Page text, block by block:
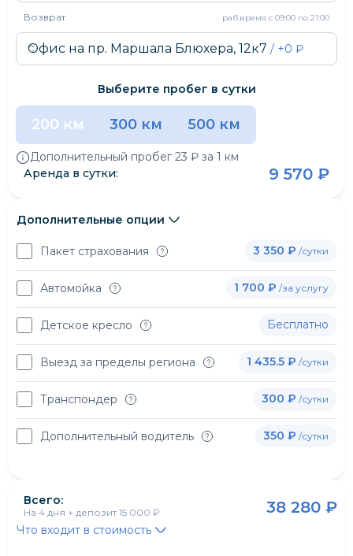
Возврат раб.время с 09:00 по 21:00
Офис на пр. Маршала Блюхера, 12к7 / +0 ₽
Выберите пробег в сутки
200 км 300 км 500 км
Дополнительный пробег 23 ₽ за 1 км
Аренда в сутки:
9 570 ₽
Дополнительные опции
Пакет страхования 3 350 ₽ /сутки
Автомойка 1 700 ₽ /за услугу
Детское кресло Бесплатно
Выезд за пределы региона 1 435.5 ₽ /сутки
Транспондер 300 ₽ /сутки
Дополнительный водитель 350 ₽ /сутки
Всего:
На 4 дня + депозит15 000 ₽ 38 280 ₽
Что входит в стоимость